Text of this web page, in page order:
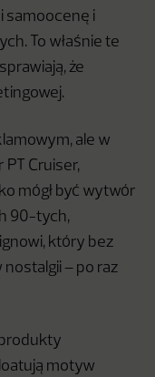
samoocenę i
To właśnie te
że
ale w
Cruiser,
mógł być wytwór
90-tych,
który bez
– po raz
motyw